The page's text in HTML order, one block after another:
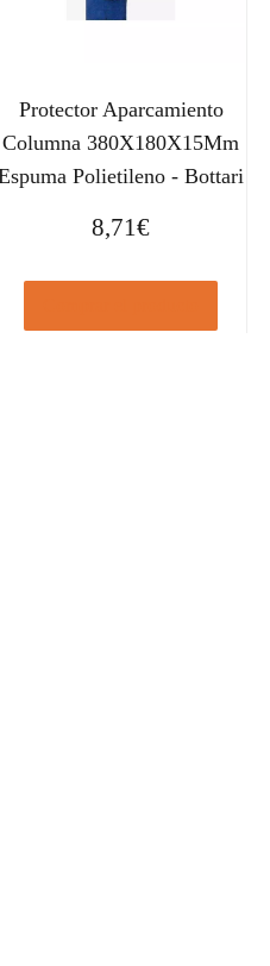
Protector Aparcamiento
Columna 380X180X15Mm
Polietileno - Bottari
8,71€